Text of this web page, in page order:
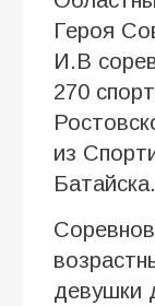
Героя
И.В
270
из
Батайска.
девушки